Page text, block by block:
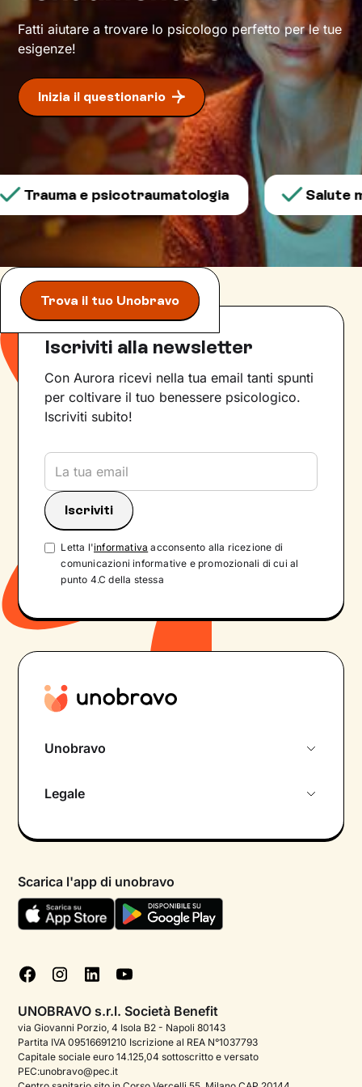
Fatti aiutare a trovare lo psicologo perfetto per le tue
esigenze!
Inizia il questionario
Trauma e psicotraumatologia Salute
Trova il tuo Unobravo
Iscriviti alla newsletter
Con Aurora ricevi nella tua email tanti spunti
per coltivare il tuo benessere psicologico.
Iscriviti subito!
Letta l'informativa acconsento alla ricezione di
comunicazioni informative e promozionali di cui al
punto 4.C della stessa
Unobravo
Psicologo in chat
Aiuto urgente
FAQ
Podcast di psicologia
Corporate
Psicologo italiano all'estero
Legale
Termini e condizioni
Informativa Privacy
Cookie policy
Gestisci cookie
Scarica l'app di unobravo
UNOBRAVO s.r.l. Società Benefit
via Giovanni Porzio, 4 Isola B2 - Napoli 80143
Partita IVA 09516691210 Iscrizione al REA N°1037793
Capitale sociale euro 14.125,04 sottoscritto e versato
PEC:unobravo@pec.it